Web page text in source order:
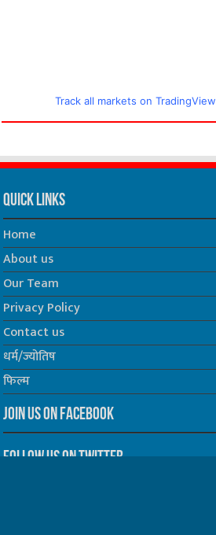
Track all markets on TradingView
Quick Links
Home
About us
Our Team
Privacy Policy
Contact us
धर्म/ज्योतिष
फिल्म
Join us on Facebook
Follow us on Twitter